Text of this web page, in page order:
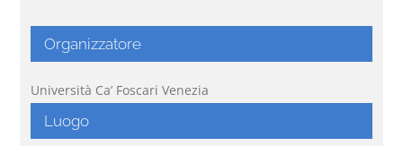
Luogo
Organizzatore
Università Ca’ Foscari Venezia